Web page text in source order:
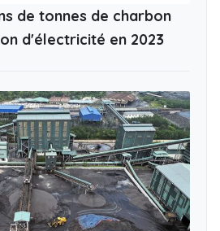
de tonnes de charbon
d'électricité en 2023